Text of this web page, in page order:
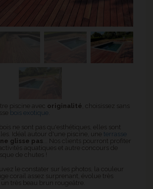
piscine avec originalité , choisissez sans
bois exotique
ne sont pas qu'esthétiques, elles sont
Idéal autour d'une piscine, une terrasse
ne glisse pas ... Nos clients pourront profiter
aquatiques et autre concours de
de chutes !
le constater sur les photos, la couleur
corail assez surprenant, évolue très
très beau brun rougeâtre.